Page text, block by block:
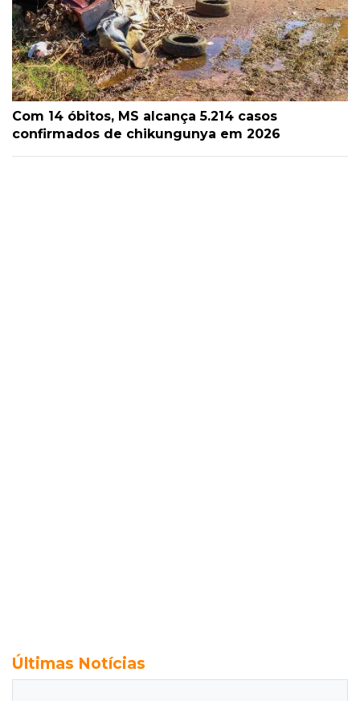
Com 14 óbitos, MS alcança 5.214 casos
confirmados de chikungunya em 2026
Últimas Notícias